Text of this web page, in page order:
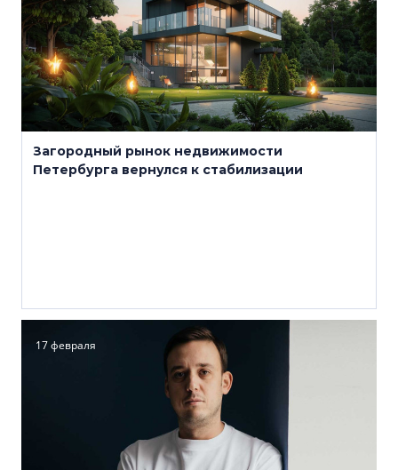
Загородный рынок недвижимости
Петербурга вернулся к стабилизации
17 февраля